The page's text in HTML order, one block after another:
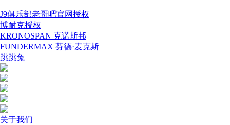
J9俱乐部老哥吧官网授权
博耐克授权
KRONOSPAN 克诺斯邦
FUNDERMAX 芬德·麦克斯
跳跳兔
关于我们